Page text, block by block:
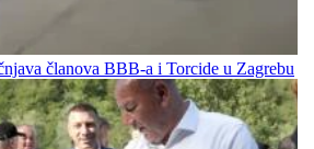
članova BBB-a i Torcide u Zagrebu